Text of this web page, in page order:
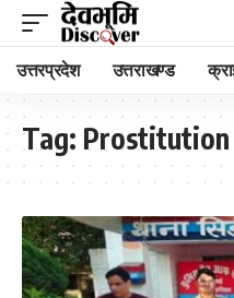
उत्तरप्रदेश उत्तराखण्ड
Tag: Prostitution